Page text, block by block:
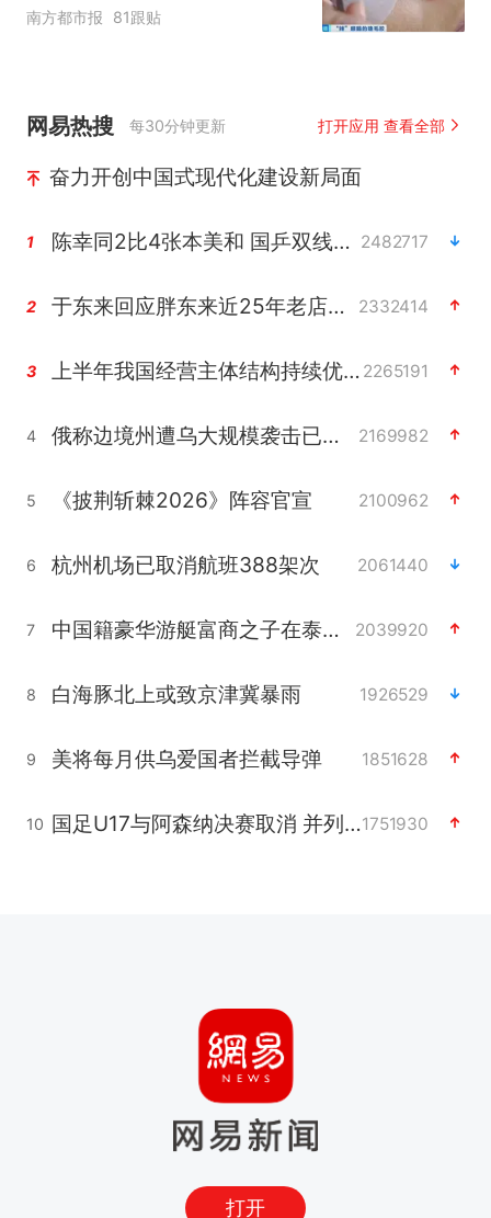
南方都市报 81跟贴
网易热搜 每30分钟更新 打开应用 查看全部
奋力开创中国式现代化建设新局面
1 陈幸同2比4张本美和 国乒双线丢冠 2482717
2 于东来回应胖东来近25年老店年底关闭 2332414
3 上半年我国经营主体结构持续优化 2265191
4 俄称边境州遭乌大规模袭击已致13伤 2169982
5 《披荆斩棘2026》阵容官宣 2100962
6 杭州机场已取消航班388架次 2061440
7 中国籍豪华游艇富商之子在泰国被杀 2039920
8 白海豚北上或致京津冀暴雨 1926529
9 美将每月供乌爱国者拦截导弹 1851628
10 国足U17与阿森纳决赛取消 并列冠军1751930
打开